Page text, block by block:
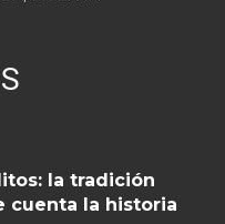
la tradición
cuenta la historia